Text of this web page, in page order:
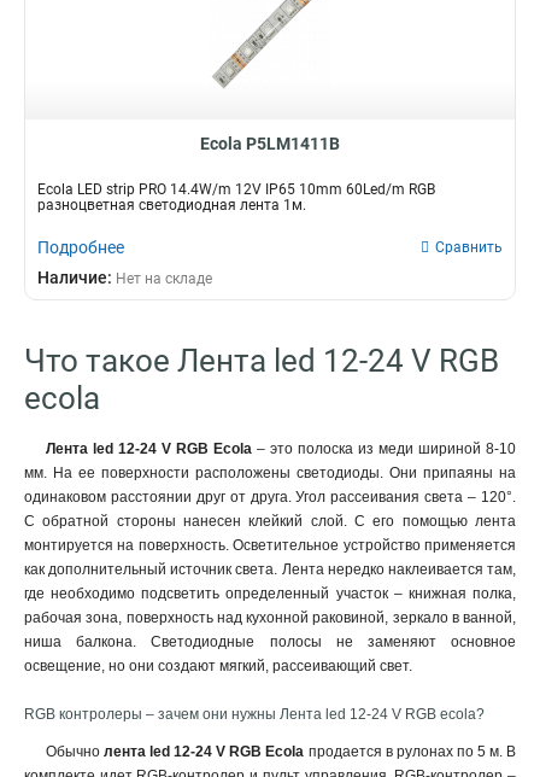
Ecola P5LM1411B
Ecola LED strip PRO 14.4W/m 12V IP65 10mm 60Led/m RGB
разноцветная светодиодная лента 1м.
Подробнее Сравнить
Наличие: Нет на складе
Что такое Лента led 12-24 V RGB
ecola
Лента led 12-24 V RGB Ecola – это полоска из меди шириной 8-10
мм. На ее поверхности расположены светодиоды. Они припаяны на
одинаковом расстоянии друг от друга. Угол рассеивания света – 120°.
С обратной стороны нанесен клейкий слой. С его помощью лента
монтируется на поверхность. Осветительное устройство применяется
как дополнительный источник света. Лента нередко наклеивается там,
где необходимо подсветить определенный участок – книжная полка,
рабочая зона, поверхность над кухонной раковиной, зеркало в ванной,
ниша балкона. Светодиодные полосы не заменяют основное
освещение, но они создают мягкий, рассеивающий свет.
RGB контролеры – зачем они нужны Лента led 12-24 V RGB ecola?
Обычнолента led 12-24V RGB Ecola продается в рулонах по 5 м. В